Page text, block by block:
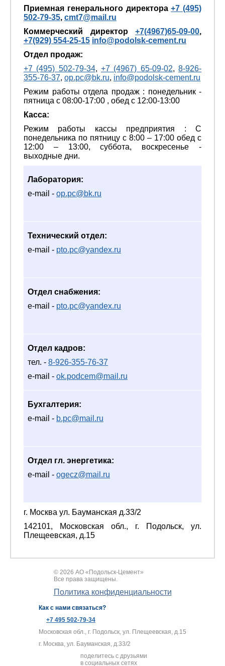
Приемная генерального директора+7 (495)
502-79-35, cmt7@mail.ru
Коммерческий директор +7(4967)65-09-00,
+7(929) 554-25-15 info@podolsk-cement.ru
Отдел продаж:
+7 (495) 502-79-34,+7 (4967) 65-09-02,8-926-
355-76-37, op.pc@bk.ru, info@podolsk-cement.ru
Режим работы отдела продаж : понедельник -
пятница с 08:00-17:00 , обед с 12:00-13:00
Касса:
Режим работы кассы предприятия : С
понедельника по пятницу с 8:00 – 17:00 обед с
12:00 – 13:00, суббота, воскресенье -
выходные дни.
Лаборатория:
e-mail - op.pc@bk.ru
Технический отдел:
e-mail - pto.pc@yandex.ru
Отдел снабжения:
e-mail - pto.pc@yandex.ru
Отдел кадров:
тел. - 8-926-355-76-37
e-mail - ok.podcem@mail.ru
Бухгалтерия:
e-mail - b.pc@mail.ru
Отдел гл. энергетика:
e-mail - ogecz@mail.ru
г. Москва ул. Бауманская д.33/2
142101, Московская обл., г. Подольск, ул.
Плещеевская, д.15
© 2026 АО «Подольск-Цемент»
Все права защищены.
Политика конфиденциальности
Как с нами связаться?
+7 495 502-79-34
Московская обл., г. Подольск, ул. Плещеевская, д.15
г. Москва, ул. Бауманская, д.33/2
поделитесь с друзьями
в социальных сетях